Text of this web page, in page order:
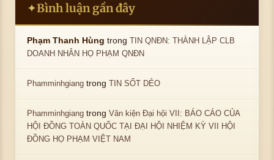
✦Bình luận gần đây
Phạm Thanh Hùng trongTIN QNĐN: THÀNH LẬP CLB
DOANH NHÂN HỌ PHẠM QNĐN
Phamminhgiang trongTIN SỐT DẺO
Phamminhgiang trongVăn kiện Đại hội VII: BÁO CÁO CỦA
HỘI ĐỒNG TOÀN QUỐC TẠI ĐẠI HỘI NHIỆM KỲ VII HỘI
ĐỒNG HỌ PHẠM VIỆT NAM